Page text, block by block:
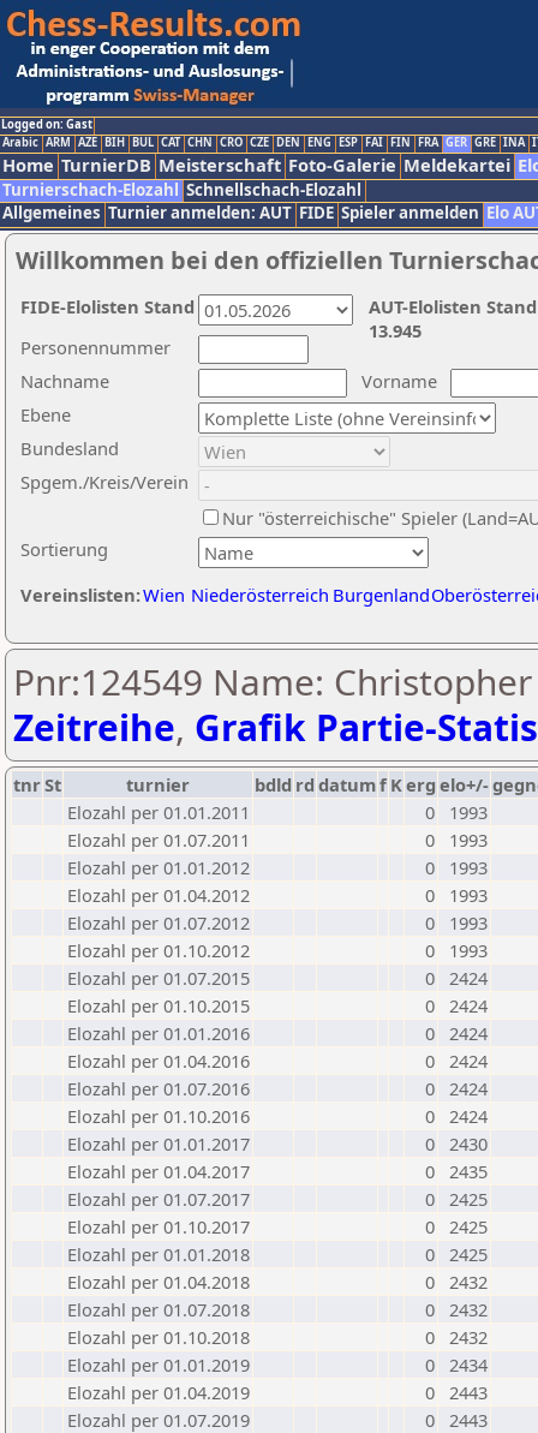
Logged on: Gast
Arabic ARM AZE BIH BUL CAT CHN CRO CZE DEN ENG ESP FAI FIN FRA GER GRE INA
Home TurnierDB Meisterschaft Foto-Galerie Meldekartei
Turnierschach-Elozahl Schnellschach-Elozahl
Allgemeines Turnier anmelden: AUT FIDE Spieler anmelden Elo
Willkommen bei den offiziellen
Nachname
Vorname
Ebene
Sortierung
Personennummer
Bundesland
Spgem./Kreis/Verein
Nur "österreichische" Spieler
Vereinslisten:Wien Niederösterreich Burgenland
AUT-Elolisten
13.945
FIDE-Elolisten Stand
Pnr:124549 Name:
Zeitreihe, Grafik Partie-
tnrSt turnier bdld rd datumf Kerg elo+/-
Elozahl per 01.01.2011
0
1993
Elozahl per 01.07.2011
0
1993
Elozahl per 01.01.2012
0
1993
Elozahl per 01.04.2012
0
1993
Elozahl per 01.07.2012
0
1993
Elozahl per 01.10.2012
0
1993
Elozahl per 01.07.2015
0 2424
Elozahl per 01.10.2015
0 2424
Elozahl per 01.01.2016
0 2424
Elozahl per 01.04.2016
0 2424
Elozahl per 01.07.2016
0 2424
Elozahl per 01.10.2016
0 2424
Elozahl per 01.01.2017
0 2430
Elozahl per 01.04.2017
0 2435
Elozahl per 01.07.2017
0 2425
Elozahl per 01.10.2017
0 2425
Elozahl per 01.01.2018
0 2425
Elozahl per 01.04.2018
0 2432
Elozahl per 01.07.2018
0 2432
Elozahl per 01.10.2018
0 2432
Elozahl per 01.01.2019
0 2434
Elozahl per 01.04.2019
0 2443
Elozahl per 01.07.2019
0 2443